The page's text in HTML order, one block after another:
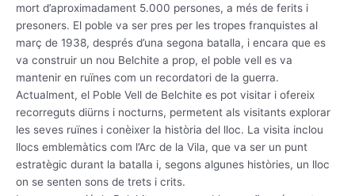
mort d’aproximadament 5.000 persones, a més de ferits i
presoners. El poble va ser pres per les tropes franquistes al
març de 1938, després d’una segona batalla, i encara que es
va construir un nou Belchite a prop, el poble vell es va
mantenir en ruïnes com un recordatori de la guerra.
Actualment, el Poble Vell de Belchite es pot visitar i ofereix
recorreguts diürns i nocturns, permetent als visitants explorar
les seves ruïnes i conèixer la història del lloc. La visita inclou
llocs emblemàtics com l’Arc de la Vila, que va ser un punt
estratègic durant la batalla i, segons algunes històries, un lloc
on se senten sons de trets i crits.